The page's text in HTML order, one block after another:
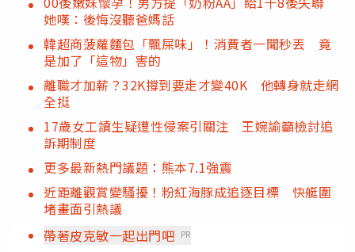
她嘆：後悔沒聽爸媽話
韓超商菠蘿麵包「飄屎味」！消費者一聞秒丟 竟
是加了「這物」害的
離職才加薪？32K撐到要走才變40K 他轉身就走網
全挺
17歲女工讀生疑遭性侵案引關注 王婉諭籲檢討追
訴期制度
更多最新熱門議題：熊本7.1強震
近距離觀賞變騷擾！粉紅海豚成追逐目標 快艇圍
堵畫面引熱議
帶著皮克敏一起出門吧 PR